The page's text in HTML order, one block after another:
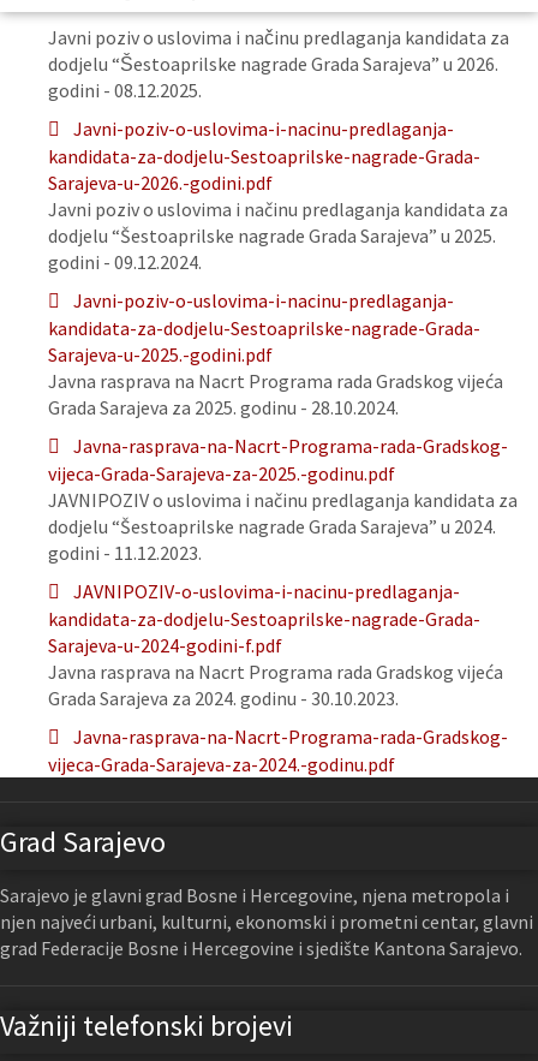
Javni poziv o uslovima i načinu predlaganja kandidata za
dodjelu “Šestoaprilske nagrade Grada Sarajeva” u 2026.
godini - 08.12.2025.
Javni-poziv-o-uslovima-i-nacinu-predlaganja-
kandidata-za-dodjelu-Sestoaprilske-nagrade-Grada-
Sarajeva-u-2026.-godini.pdf
Javni poziv o uslovima i načinu predlaganja kandidata za
dodjelu “Šestoaprilske nagrade Grada Sarajeva” u 2025.
godini - 09.12.2024.
Javni-poziv-o-uslovima-i-nacinu-predlaganja-
kandidata-za-dodjelu-Sestoaprilske-nagrade-Grada-
Sarajeva-u-2025.-godini.pdf
Javna rasprava na Nacrt Programa rada Gradskog vijeća
Grada Sarajeva za 2025. godinu - 28.10.2024.
Javna-rasprava-na-Nacrt-Programa-rada-Gradskog-
vijeca-Grada-Sarajeva-za-2025.-godinu.pdf
JAVNIPOZIV o uslovima i načinu predlaganja kandidata za
dodjelu “Šestoaprilske nagrade Grada Sarajeva” u 2024.
godini - 11.12.2023.
JAVNIPOZIV-o-uslovima-i-nacinu-predlaganja-
kandidata-za-dodjelu-Sestoaprilske-nagrade-Grada-
Sarajeva-u-2024-godini-f.pdf
Javna rasprava na Nacrt Programa rada Gradskog vijeća
Grada Sarajeva za 2024. godinu - 30.10.2023.
Javna-rasprava-na-Nacrt-Programa-rada-Gradskog-
vijeca-Grada-Sarajeva-za-2024.-godinu.pdf
Grad Sarajevo
Sarajevo je glavni grad Bosne i Hercegovine, njena metropola i
njen najveći urbani, kulturni, ekonomski i prometni centar, glavni
grad Federacije Bosne i Hercegovine i sjedište Kantona Sarajevo.
Važniji telefonski brojevi